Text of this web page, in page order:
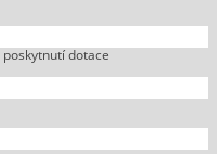
dotace